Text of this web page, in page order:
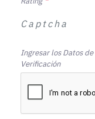
Captcha
Ingresar los Datos de
Verificación